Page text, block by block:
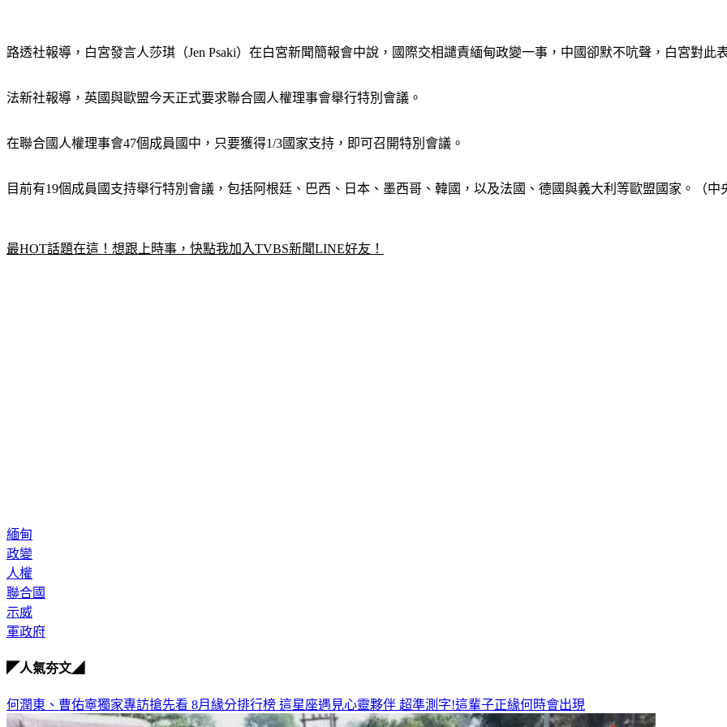
路透社報導，白宮發言人莎琪（Jen Psaki）在白宮新聞簡報會中說，國際交相譴責緬甸政變一事，中國卻默不吭聲，白宮對此
法新社報導，英國與歐盟今天正式要求聯合國人權理事會舉行特別會議。
在聯合國人權理事會47個成員國中，只要獲得1/3國家支持，即可召開特別會議。
目前有19個成員國支持舉行特別會議，包括阿根廷、巴西、日本、墨西哥、韓國，以及法國、德國與義大利等歐盟國家。（中
最HOT話題在這！想跟上時事，快點我加入TVBS新聞LINE好友！
緬甸
政變
人權
聯合國
示威
軍政府
◤人氣夯文◢
何潤東、曹佑寧獨家專訪搶先看 8月緣分排行榜 這星座遇見心靈夥伴 超準測字!這輩子正緣何時會出現